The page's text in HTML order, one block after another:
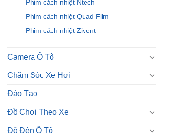
Chăm Sóc Xe Hơi
Đào Tạo
Đồ Chơi Theo Xe
Độ Đèn Ô Tô
Độ Mâm Ô Tô
Dự Án Đã Triển Khai
Google Shopping